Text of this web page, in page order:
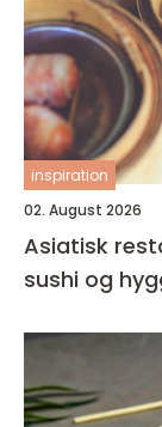
inspiration
02. August 2026
Asiatisk restaurant
sushi og